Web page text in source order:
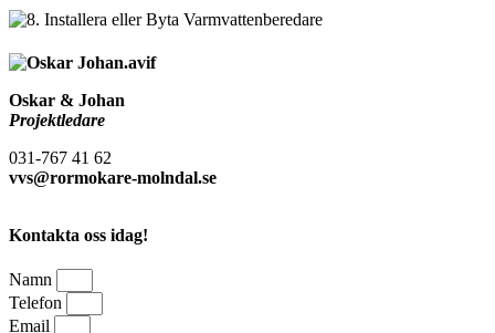
Oskar & Johan
Projektledare
031-767 41 62
vvs@rormokare-molndal.se
Kontakta oss idag!
Namn
Telefon
Email